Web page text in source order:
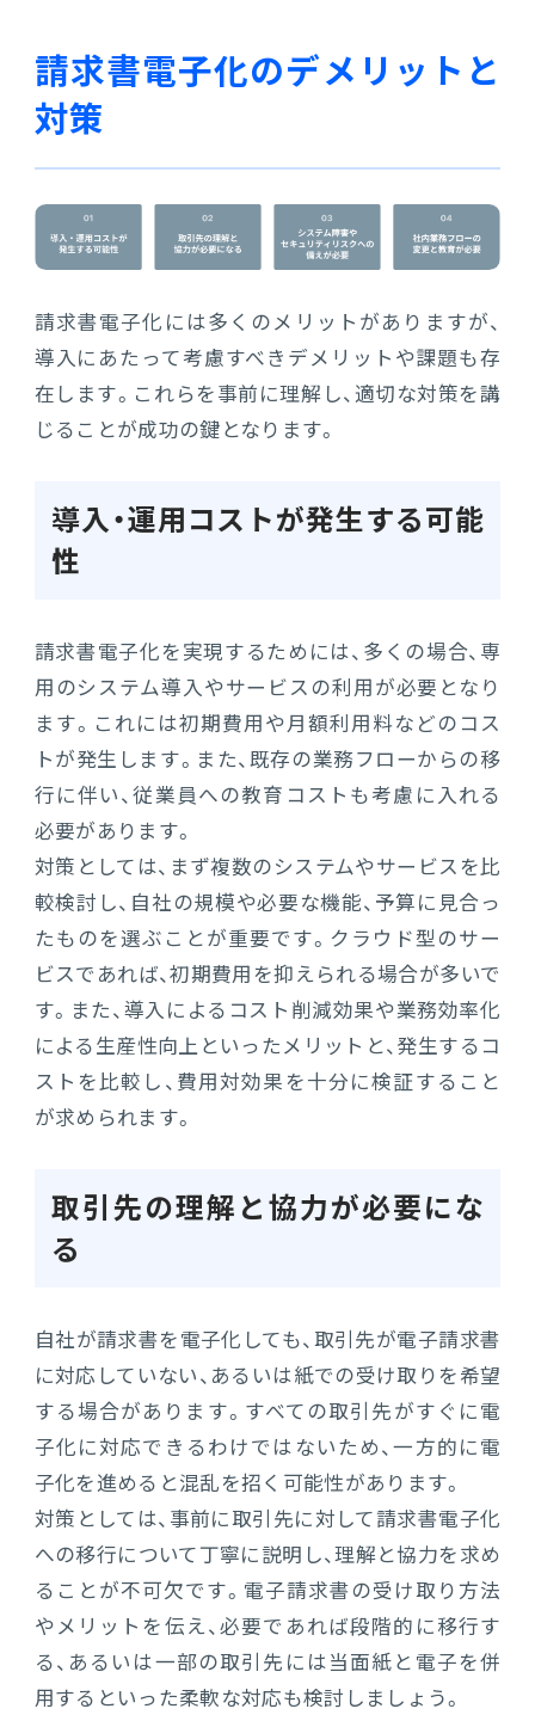
請求書電子化のデメリットと
対策
請求書電子化には多くのメリットがありますが、
導入にあたって考慮すべきデメリットや課題も存
在します。これらを事前に理解し、適切な対策を講
じることが成功の鍵となります。
導入・運用コストが発生する可能
性
請求書電子化を実現するためには、多くの場合、専
用のシステム導入やサービスの利用が必要となり
ます。これには初期費用や月額利用料などのコス
トが発生します。また、既存の業務フローからの移
行に伴い、従業員への教育コストも考慮に入れる
必要があります。
対策としては、まず複数のシステムやサービスを比
較検討し、自社の規模や必要な機能、予算に見合っ
たものを選ぶことが重要です。クラウド型のサー
ビスであれば、初期費用を抑えられる場合が多いで
す。また、導入によるコスト削減効果や業務効率化
による生産性向上といったメリットと、発生するコ
ストを比較し、費用対効果を十分に検証すること
が求められます。
取引先の理解と協力が必要にな
る
自社が請求書を電子化しても、取引先が電子請求書
に対応していない、あるいは紙での受け取りを希望
する場合があります。すべての取引先がすぐに電
子化に対応できるわけではないため、一方的に電
子化を進めると混乱を招く可能性があります。
対策としては、事前に取引先に対して請求書電子化
への移行について丁寧に説明し、理解と協力を求め
ることが不可欠です。電子請求書の受け取り方法
やメリットを伝え、必要であれば段階的に移行す
る、あるいは一部の取引先には当面紙と電子を併
用するといった柔軟な対応も検討しましょう。